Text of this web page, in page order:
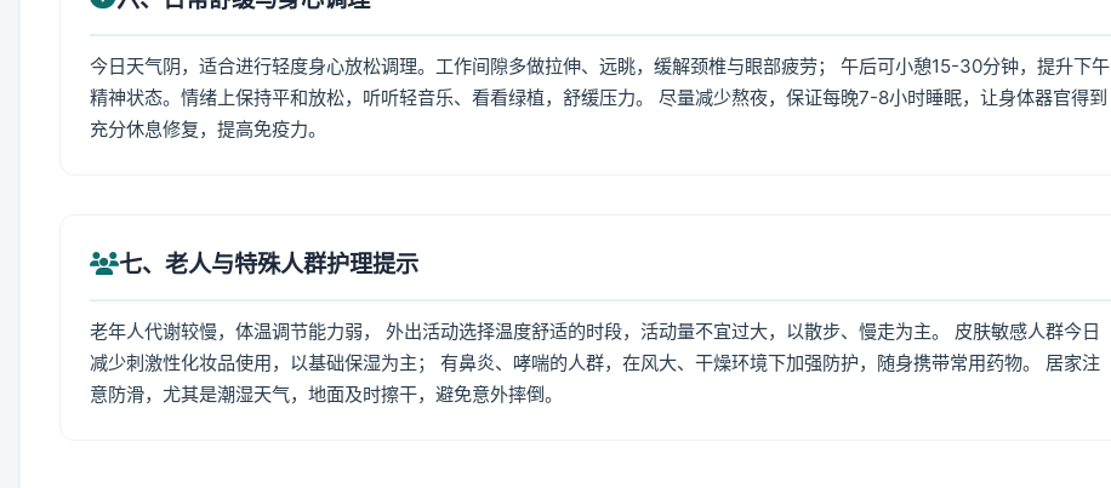
今日天气阴，适合进行轻度身心放松调理。工作间隙多做拉伸、远眺，缓解颈椎与眼部疲劳； 午后可小憩15-30分钟，提升下午
精神状态。情绪上保持平和放松，听听轻音乐、看看绿植，舒缓压力。 尽量减少熬夜，保证每晚7-8小时睡眠，让身体器官得到
充分休息修复，提高免疫力。
七、老人与特殊人群护理提示
老年人代谢较慢，体温调节能力弱， 外出活动选择温度舒适的时段，活动量不宜过大，以散步、慢走为主。 皮肤敏感人群今日
减少刺激性化妆品使用，以基础保湿为主； 有鼻炎、哮喘的人群，在风大、干燥环境下加强防护，随身携带常用药物。 居家注
意防滑，尤其是潮湿天气，地面及时擦干，避免意外摔倒。